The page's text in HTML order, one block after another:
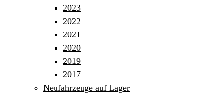
2023
2022
2021
2020
2019
2017
Neufahrzeuge auf Lager